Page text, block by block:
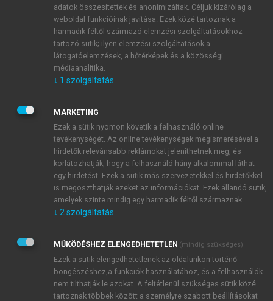
E-MAIL-CÍM
JELSZÓ
JELSZÓ ÚJRA
Kérek értesítést a MeRSZ újdonságairól, akcióiról.
Kérek értesítést az Akadémiai Kiadó Zrt. újdonságairól,
Adatkezelési tájékoztatóbanfoglaltakat tudomásul
veszem és elfogadom.
Általános vásárlási feltételeket, valamint a szotar.netés a
mersz.huoldalak licencszerződéseiben foglaltakat
tudomásul veszem és elfogadom.
adatok összesítettek és anonimizáltak. Céljuk kizárólag a
weboldal funkcióinak javítása. Ezek közé tartoznak a
harmadik féltől származó elemzési szolgáltatásokhoz
tartozó sütik; ilyen elemzési szolgáltatások a
látogatóelemzések, a hőtérképek és a közösségi
médiaanalitika.
↓ 1 szolgáltatás
MARKETING
Ezek a sütik nyomon követik a felhasználó online
tevékenységét. Az online tevékenységek megismerésével a
hirdetők relevánsabb reklámokat jeleníthetnek meg, és
korlátozhatják, hogy a felhasználó hány alkalommal láthat
egy hirdetést. Ezek a sütik más szervezetekkel és hirdetőkkel
is megoszthatják ezeket az információkat. Ezek állandó sütik,
amelyek szinte mindig egy harmadik féltől származnak.
↓ 2 szolgáltatás
MŰKÖDÉSHEZ ELENGEDHETETLEN (mindig szükséges)
Ezek a sütik elengedhetetlenek az oldalunkon történő
böngészéshez,a funkciók használatához, és a felhasználók
nem tilthatják le azokat. A feltétlenül szükséges sütik közé
tartoznak többek között a személyre szabott beállításokat